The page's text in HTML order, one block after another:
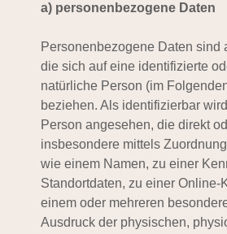
a) personenbezogene Daten
Personenbezogene Daten sind
die sich auf eine identifizierte
natürliche Person (im
beziehen. Als identifizierbar
Person angesehen, die direkt
insbesondere mittels
wie einem Namen, zu einer
Standortdaten, zu einer Online-
einem oder mehreren
Ausdruck der physischen,